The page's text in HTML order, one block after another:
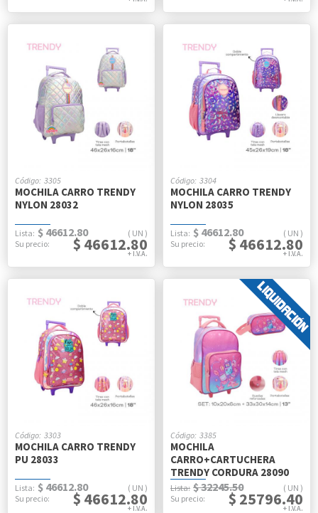
3305
MOCHILA CARRO TRENDY
NYLON 28032
UN
$ 46612.80
$ 46612.80
3304
MOCHILA CARRO TRENDY
NYLON 28035
UN
$ 46612.80
$ 46612.80
3303
MOCHILA CARRO TRENDY
PU 28033
UN
$ 46612.80
$ 46612.80
3385
MOCHILA
CARRO+CARTUCHERA
TRENDY CORDURA 28090
UN
$ 32245.50
$ 25796.40